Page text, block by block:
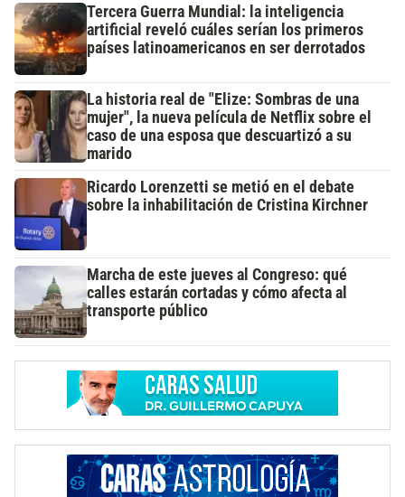
Tercera Guerra Mundial: la inteligencia
artificial reveló cuáles serían los primeros
países latinoamericanos en ser derrotados
La historia real de "Elize: Sombras de una
mujer", la nueva película de Netflix sobre el
caso de una esposa que descuartizó a su
marido
Ricardo Lorenzetti se metió en el debate
sobre la inhabilitación de Cristina Kirchner
Marcha de este jueves al Congreso: qué
calles estarán cortadas y cómo afecta al
transporte público